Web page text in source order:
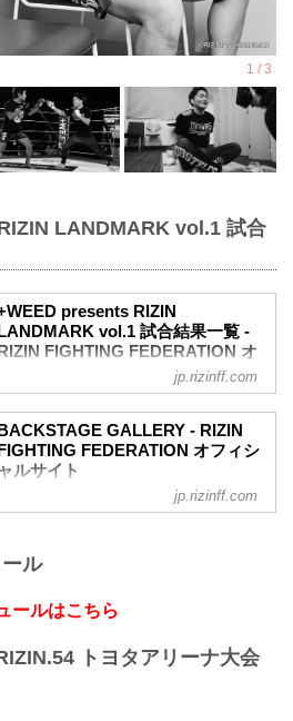
LANDMARK vol.1 試合
presents RIZIN
LANDMARK vol.1 試合結果一覧 -
FIGHTING FEDERATION オ
vs. 萩原京平
MMAルール：5分 3R（68.0kg）
（WIN）朝倉未来 vs. 萩原京平（LOSE）
MMAルール：5分 3R（71.0kg）
1分42秒 TKO（レフェリーストップ：
試合結果詳細
jp.rizinff.com
BACKSTAGE GALLERY - RIZIN
FIGHTING FEDERATION オフィシ
ャルサイト
BACKSTAGE GALLERY の記事一覧 - 格
イジン ファイティング フェデレーショ
いきます。
jp.rizinff.com
ル
ールはこちら
トヨタアリーナ大会